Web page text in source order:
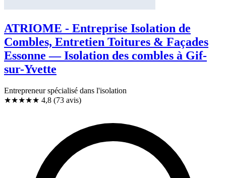
ATRIOME - Entreprise Isolation de
Combles, Entretien Toitures & Façades
Essonne — Isolation des combles à Gif-
sur-Yvette
Entrepreneur spécialisé dans l'isolation
★★★★★ 4,8 (73 avis)